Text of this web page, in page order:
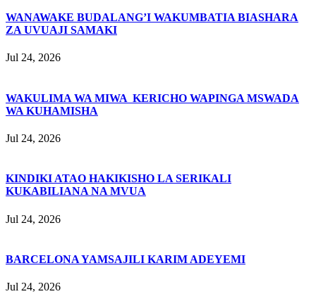
WANAWAKE BUDALANG’I WAKUMBATIA BIASHARA
ZA UVUAJI SAMAKI
Jul 24, 2026
WAKULIMA WA MIWA KERICHO WAPINGA MSWADA
WA KUHAMISHA
Jul 24, 2026
KINDIKI ATAO HAKIKISHO LA SERIKALI
KUKABILIANA NA MVUA
Jul 24, 2026
BARCELONA YAMSAJILI KARIM ADEYEMI
Jul 24, 2026